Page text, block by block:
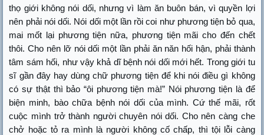
thọ giới không nói dối, nhưng vì làm ăn buôn bán, vì quyền lợi
nên phải nói dối. Nói dối một lần rồi coi như phương tiện bỏ qua,
mai mốt lại phương tiện nữa, phương tiện mãi cho đến chết
thôi. Cho nên lỡ nói dối một lần phải ăn năn hối hận, phải thành
tâm sám hối, như vậy khả dĩ bệnh nói dối mới hết. Trong giới tu
sĩ gần đây hay dùng chữ phương tiện để khi nói điều gì không
có sự thật thì bảo “ôi phương tiện mà!” Nói phương tiện là để
biện minh, bào chữa bệnh nói dối của mình. Cứ thế mãi, rốt
cuộc mình trở thành người chuyên nói dối. Cho nên càng che
chở hoặc tỏ ra mình là người không cố chấp, thì tội lỗi càng